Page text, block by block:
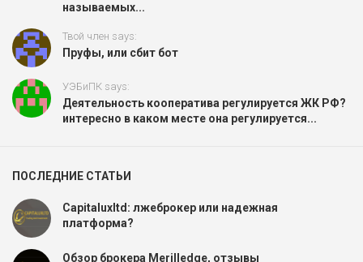
называемых...
Твой член says:
Пруфы, или сбит бот
УЭБиПК says:
Деятельность кооператива регулируется ЖК РФ?
интересно в каком месте она регулируется...
ПОСЛЕДНИЕ СТАТЬИ
Capitaluxltd: лжеброкер или надежная
платформа?
Обзор брокера Merilledge, отзывы